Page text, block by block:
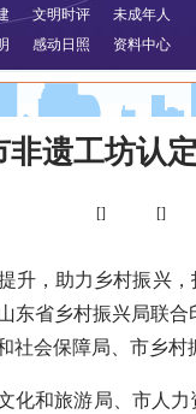
文明时评
未成年人
感动日照 资料中心
非遗工坊认
[] []
，助力乡村振兴，
东省乡村振兴局联
社会保障局、市乡
和旅游局、市人力